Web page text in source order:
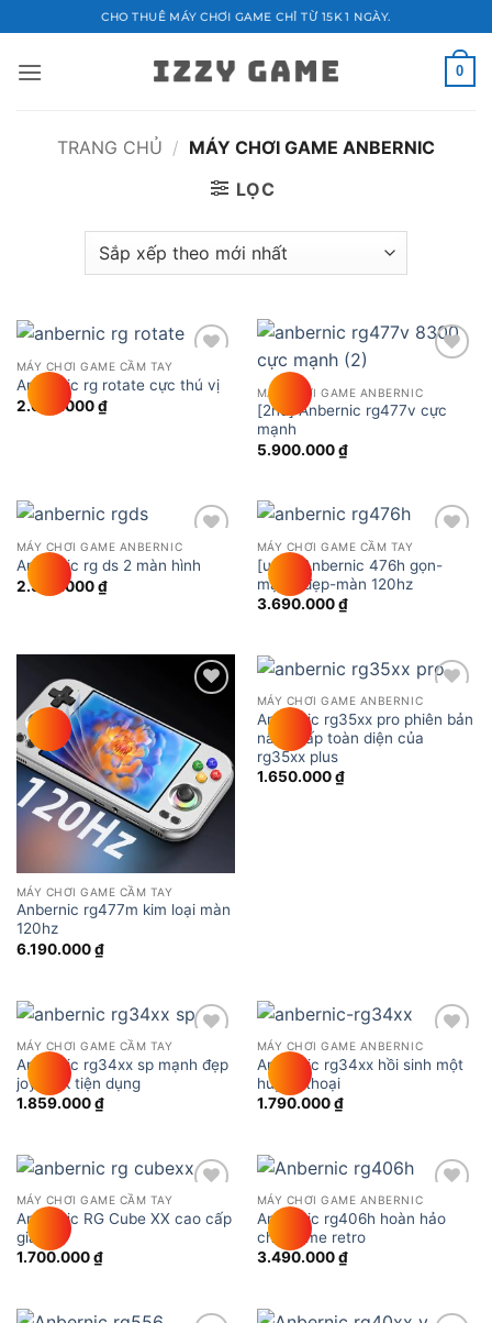
qua
nội
CHO THUÊ MÁY CHƠI GAME CHỈ TỪ 15K 1 NGÀY.
0
TRANG CHỦ / MÁY CHƠI GAME ANBERNIC
LỌC
wishlist
MÁY CHƠI GAME CẦM TAY
Anbernic rg rotate cực thú vị
2.690.000₫
wishlist
MÁY CHƠI GAME ANBERNIC
[2nd] Anbernic rg477v cực
mạnh
5.900.000₫
Add to
wishlist
MÁY CHƠI GAME ANBERNIC
Anbernic rg ds 2 màn hình
2.990.000₫
wishlist
MÁY CHƠI GAME CẦM TAY
[used]Anbernic 476h gọn-
mạnh-đẹp-màn 120hz
3.690.000₫
MÁY CHƠI GAME CẦM TAY
Anbernic rg477m kim loại màn
120hz
6.190.000₫
Add to
wishlist
MÁY CHƠI GAME ANBERNIC
Anbernic rg35xx pro phiên bản
nâng cấp toàn diện của
rg35xx plus
1.650.000₫
wishlist
MÁY CHƠI GAME CẦM TAY
Anbernic rg34xx sp mạnh đẹp
joystick tiện dụng
1.859.000₫
Add to
wishlist
MÁY CHƠI GAME ANBERNIC
Anbernic rg34xx hồi sinh một
huyền thoại
1.790.000₫
Add to
wishlist
MÁY CHƠI GAME CẦM TAY
Anbernic RG Cube XX cao cấp
giá rẻ
1.700.000₫
Add to
wishlist
MÁY CHƠI GAME ANBERNIC
Anbernic rg406h hoàn hảo
cho game retro
3.490.000₫